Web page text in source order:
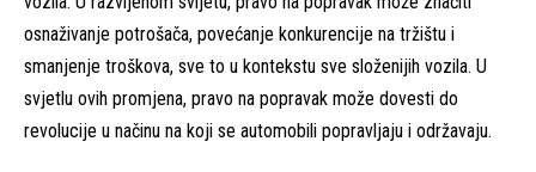
osnaživanje potrošača, povećanje konkurencije na tržištu i
smanjenje troškova, sve to u kontekstu sve složenijih vozila. U
svjetlu ovih promjena, pravo na popravak može dovesti do
revolucije u načinu na koji se automobili popravljaju i održavaju.